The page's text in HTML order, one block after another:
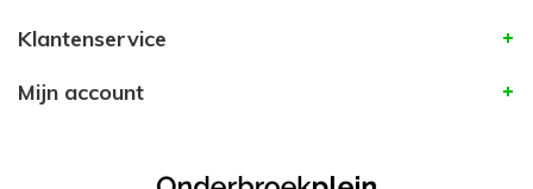
Klantenservice
Mijn account